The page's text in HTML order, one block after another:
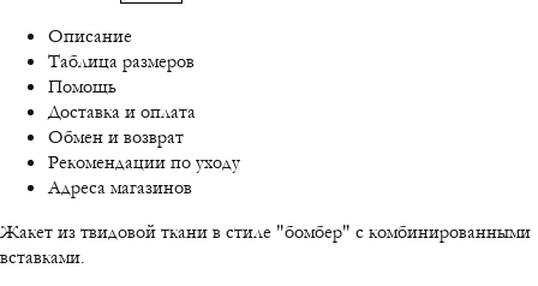
Описание
Таблица размеров
Помощь
Доставка и оплата
Обмен и возврат
Рекомендации по уходу
Адреса магазинов
Жакет из твидовой ткани в стиле "бомбер" с комбинированными
вставками.